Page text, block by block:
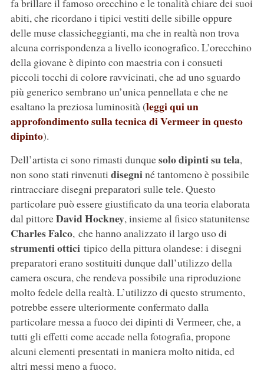
abiti, che ricordano i tipici vestiti delle sibille oppure
delle muse classicheggianti, ma che in realtà non trova
alcuna corrispondenza a livello iconografico. L’orecchino
della giovane è dipinto con maestria con i consueti
piccoli tocchi di colore ravvicinati, che ad uno sguardo
più generico sembrano un’unica pennellata e che ne
esaltano la preziosa luminosità (leggi qui un
approfondimento sulla tecnica di Vermeer in questo
dipinto).
Dell’artista ci sono rimasti dunquesolo dipinti su tela,
non sono stati rinvenuti disegniné tantomeno è possibile
rintracciare disegni preparatori sulle tele. Questo
particolare può essere giustificato da una teoria elaborata
dal pittoreDavid Hockney, insieme al fisico statunitense
Charles Falco, che hanno analizzato il largo uso di
strumenti ottici tipico della pittura olandese: i disegni
preparatori erano sostituiti dunque dall’utilizzo della
camera oscura, che rendeva possibile una riproduzione
molto fedele della realtà. L’utilizzo di questo strumento,
potrebbe essere ulteriormente confermato dalla
particolare messa a fuoco dei dipinti di Vermeer, che, a
tutti gli effetti come accade nella fotografia, propone
alcuni elementi presentati in maniera molto nitida, ed
altri messi meno a fuoco.